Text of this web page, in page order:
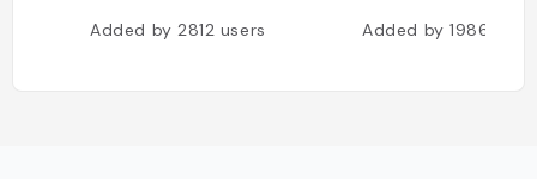
Added by2812 users Added by1986